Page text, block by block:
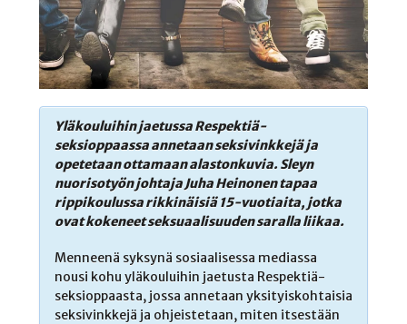
Yläkouluihin jaetussa Respektiä-
seksioppaassa annetaan seksivinkkejä ja
opetetaan ottamaan alastonkuvia. Sleyn
nuorisotyön johtaja Juha Heinonen tapaa
rippikoulussa rikkinäisiä 15-vuotiaita, jotka
ovat kokeneet seksuaalisuuden saralla liikaa.
Menneenä syksynä sosiaalisessa mediassa
nousi kohu yläkouluihin jaetusta Respektiä-
seksioppaasta, jossa annetaan yksityiskohtaisia
seksivinkkejä ja ohjeistetaan, miten itsestään